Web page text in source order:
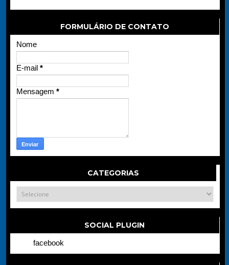
FORMULÁRIO DE CONTATO
Nome
E-mail *
Mensagem *
CATEGORIAS
SOCIAL PLUGIN
facebook